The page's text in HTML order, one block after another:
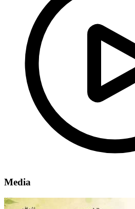
Media